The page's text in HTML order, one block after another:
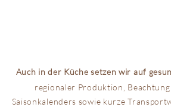
Auch in der Küche setzen wir auf
regionaler Produktion, Beachtung
Saisonkalenders sowie kurze